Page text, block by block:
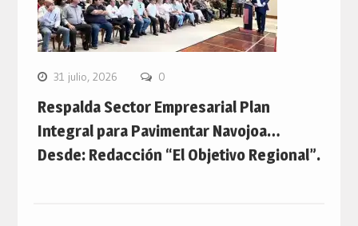
31 julio, 2026 0
Respalda Sector Empresarial Plan
Integral para Pavimentar Navojoa…
Desde: Redacción “El Objetivo Regional”.